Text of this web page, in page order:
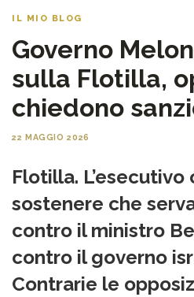
IL MIO BLOG
Governo
sulla Flotilla,
chiedono
22 MAGGIO 2026
Flotilla. L’esecutivo
sostenere che
contro il ministro
contro il governo
Contrarie le